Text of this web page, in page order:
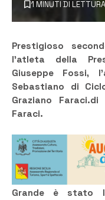
1 MINUTI DI LETTURA
Prestigioso
l’atleta della
Giuseppe Fossi,
Sebastiano di
Graziano Faraci.di
Faraci.
Grande è stato